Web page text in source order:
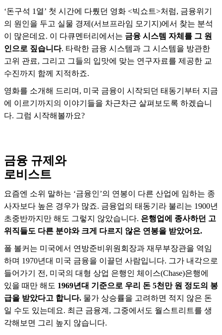
‘돈구석 1열’ 첫 시간에 다뤘던 영화 <빅쇼트>처럼, 금융위기
의 원인을 두고 실물 경제(서브프라임 모기지)에서 찾는 분석
이 많은데요. 이 다큐멘터리에서는 금융 시스템 자체를 그 원
인으로 짚습니다. 타락한 금융 시스템과 그 시스템을 방관한
고위 관료, 그리고 그들의 입맛에 맞는 연구자료를 제공한 교
수진까지 함께 지적하죠.
영화를 소개해 드리며, 미국 금융이 시작되던 태동기부터 지금
에 이르기까지의 이야기들을 차근차근 살펴보도록 하겠습니
다. 그럼 시작해볼까요?
금융 규제와
로비스트
요즘엔 소위 말하는 ‘금융인’의 연봉이 다른 산업에 임하는 종
사자보다 높은 경우가 많죠. 금융업의 태동기라 불리는 1900년
초중반까지만 해도 그렇지 않았습니다. 은행업에 종사하던 고
위직들도 다른 분야와 크게 다르지 않은 연봉을 받았어요.
폴 볼커는 미국에서 연방준비위원회장과 재무부장관을 역임
하며 1970년대 미국 금융을 이끌던 사람입니다. 그가 내각으로
들어가기 전, 미국의 대형 상업 은행인 체이스(Chase)은행에
있을 때만 해도 1969년대 기준으로 우리 돈 5천만 원 정도의 봉
급을 받았다고 합니다. 물가 상승률을 고려하면 적지 않은 돈
일 수도 있는데요. 최근 금융계, 그중에서도 월스트리트를 생
각해보면 그리 높지 않습니다.